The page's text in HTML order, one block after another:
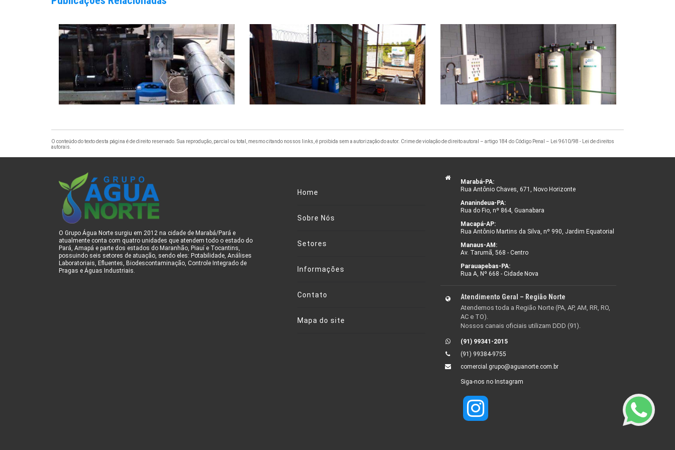
O conteúdo do texto desta página é de direito reservado. Sua reprodução, parcial ou total, mesmo citando nossos links, é proibida sem a autorização do autor. Crime de violação de direito autoral – artigo 184 do Código Penal –
Lei 9610/98 - Lei de direitos
autorais
O Grupo Água Norte surgiu em 2012 na cidade de Marabá/Pará e
atualmente conta com quatro unidades que atendem todo o estado do
Pará, Amapá e parte dos estados do Maranhão, Piauí e Tocantins,
possuindo seis setores de atuação, sendo eles: Potabilidade, Análises
Laboratoriais, Efluentes, Biodescontaminação, Controle Integrado de
Pragas e Águas Industriais.
Home
Sobre Nós
Setores
Informações
Contato
Mapa do site
Marabá-PA:
Rua Antônio Chaves, 671, Novo Horizonte
Ananindeua-PA:
Rua do Fio, nº 864, Guanabara
Macapá-AP:
Rua Antônio Martins da Silva, nº 990, Jardim Equatorial
Manaus-AM:
Av. Tarumã, 568 - Centro
Parauapebas-PA:
Rua A, Nº 668 - Cidade Nova
Atendimento Geral – Região Norte
Atendemos toda a Região Norte (PA, AP, AM, RR, RO,
AC e TO).
Nossos canais oficiais utilizam DDD (91).
(91) 99341-2015
(91) 99384-9755
comercial.grupo@aguanorte.com.br
Siga-nos no Instagram